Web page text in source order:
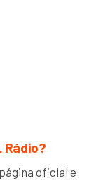
Rádio?
oficial e